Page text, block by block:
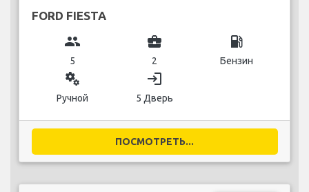
FORD FIESTA
group
5
business_center
2
local_gas_station
Бензин
miscellaneous_services
Ручной
login
5 Дверь
ПОСМОТРЕТЬ...